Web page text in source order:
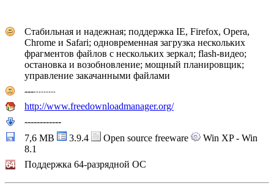
Стабильная и надежная; поддержка IE, Firefox, Opera,
Chrome и Safari; одновременная загрузка нескольких
фрагментов файлов с нескольких зеркал; flash-видео;
остановка и возобновление; мощный планировщик;
управление закачанными файлами
------------
http://www.freedownloadmanager.org/
------------
7,6 MB
3.9.4 Open source freeware
Win XP - Win
8.1
Поддержка 64-разрядной ОС